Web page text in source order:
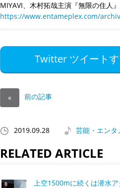
MIYAVI、木村拓哉主演『無限の住人
https://www.entameplex.com/
Twitter ツイート
« 前の記事
2019.09.28 芸能・エンタ
RELATED ARTICLE
上空1500mに続くは潜水